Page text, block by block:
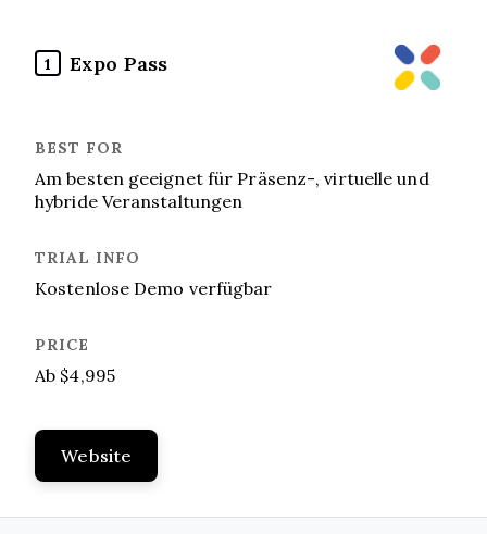
1 Expo Pass
Am besten geeignet für Präsenz-, virtuelle und
hybride Veranstaltungen
Kostenlose Demo verfügbar
Ab $4,995
Website